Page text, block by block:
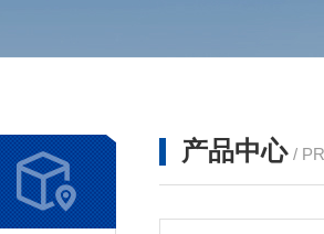
产品中心 /